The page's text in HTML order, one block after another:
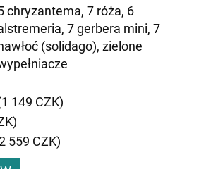
chryzantema, 7 róża, 6
7 gerbera mini, 7
(solidago), zielone
149 CZK)
559 CZK)